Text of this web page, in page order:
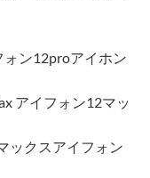
ン12proアイホン
アイフォン12マッ
ックスアイフォン